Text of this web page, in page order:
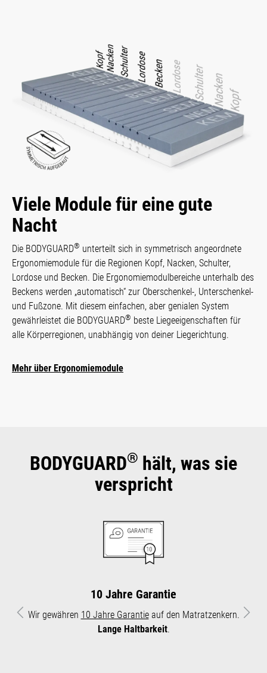
Viele Module für eine gute
Nacht
Die BODYGUARD® unterteilt sich in sym­metrisch angeordnete
Ergo­nomie­module für die Regio­nen Kopf, Nacken, Schulter,
Lordose und Becken. Die Ergo­nomie­modul­bereiche unterhalb des
Beckens werden „automa­tisch“ zur Ober­schen­kel-, Unter­schenkel-
und Fußzone. Mit diesem ein­fachen, aber genialen Sys­tem
gewähr­leistet die BODYGUARD® beste Liege­eigen­schaf­ten für
alle Kör­per­regionen, unabhängig von deiner Liegerichtung.
Mehr über Ergonomiemodule
BODYGUARD® hält, was sie
verspricht
10 Jahre Garantie
Wir gewähren 10 Jahre Garantieauf den Matratzenkern.
Lange Haltbarkeit.
Vorheriges